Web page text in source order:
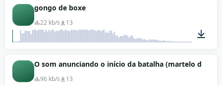
gongo de boxe
22 kb/s 13
00:03
O som anunciando o início da batalha (martelo de
96 kb/s 13